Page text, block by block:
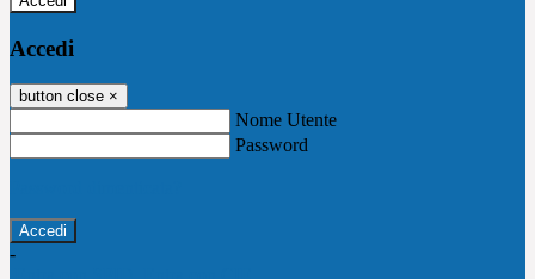
Accedi
button close ×
Nome Utente
Password
-